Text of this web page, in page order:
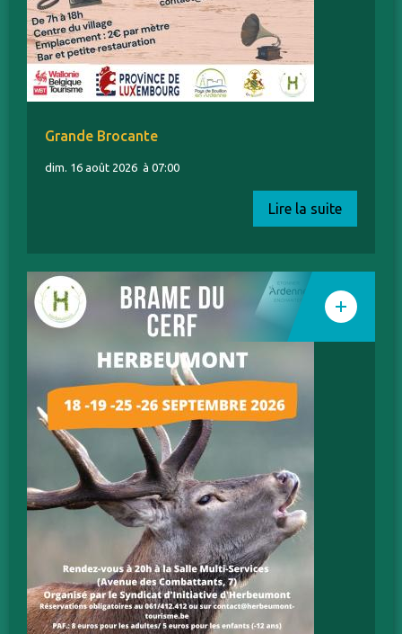
Grande Brocante
dim. 16 août 2026 à 07:00
Lire la suite